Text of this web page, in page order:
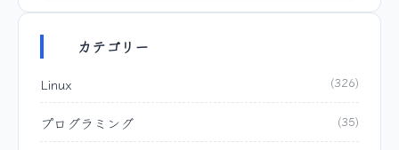
カテゴリー
Linux (326)
プログラミング (35)